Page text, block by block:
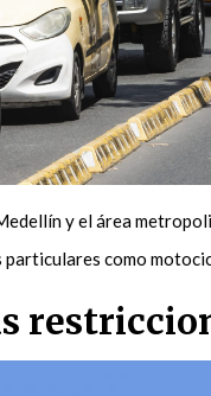
y el área
como